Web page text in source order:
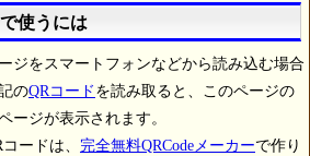
使うには
ジをスマートフォンなどから読み込む場合
のQRコード を読み取ると、このページの
ージが表示されます。
ードは、 完全無料QRCodeメーカーで作り